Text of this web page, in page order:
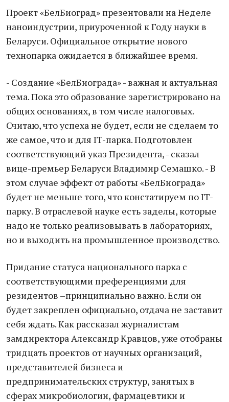
Проект «БелБиоград» презентовали на Неделе
наноиндустрии, приуроченной к Году науки в
Беларуси. Официальное открытие нового
технопарка ожидается в ближайшее время.
- Создание «БелБиограда» - важная и актуальная
тема. Пока это образование зарегистрировано на
общих основаниях, в том числе налоговых.
Считаю, что успеха не будет, если не сделаем то
же самое, что и для IT-парка. Подготовлен
соответствующий указ Президента, - сказал
вице-премьер Беларуси Владимир Семашко. - В
этом случае эффект от работы «БелБиограда»
будет не меньше того, что констатируем по IT-
парку. В отраслевой науке есть заделы, которые
надо не только реализовывать в лабораториях,
но и выходить на промышленное производство.
Придание статуса национального парка с
соответствующими преференциями для
резидентов –принципиально важно. Если он
будет закреплен официально, отдача не заставит
себя ждать. Как рассказал журналистам
замдиректора Александр Кравцов, уже отобраны
тридцать проектов от научных организаций,
представителей бизнеса и
предпринимательских структур, занятых в
сферах микробиологии, фармацевтики и